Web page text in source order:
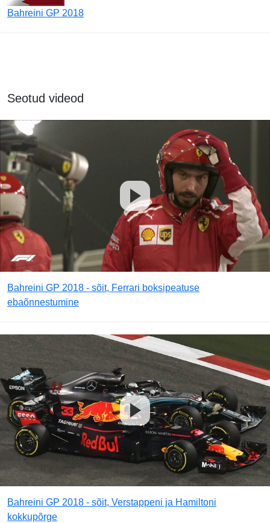
Bahreini GP 2018
Seotud videod
Bahreini GP 2018 - sõit, Ferrari boksipeatuse
ebaõnnestumine
Bahreini GP 2018 - sõit, Verstappeni ja Hamiltoni
kokkupõrge